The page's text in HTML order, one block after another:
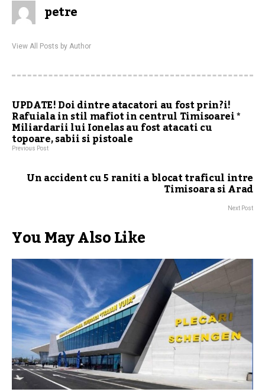
petre
View All Posts by Author
UPDATE! Doi dintre atacatori au fost prin?i!
Rafuiala in stil mafiot in centrul Timisoarei *
Miliardarii lui Ionelas au fost atacati cu
topoare, sabii si pistoale
Previous Post
Un accident cu 5 raniti a blocat traficul intre
Timisoara si Arad
Next Post
You May Also Like